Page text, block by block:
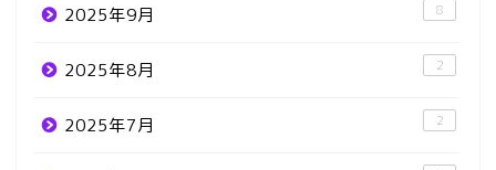
2025年9月 8
2025年8月 2
2025年7月 2